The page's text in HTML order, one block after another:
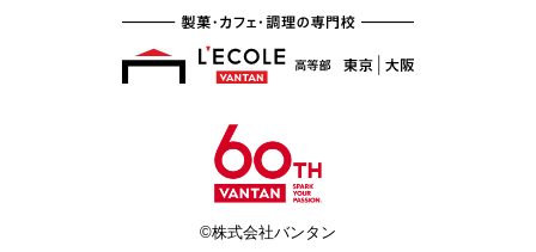
©株式会社バンタン